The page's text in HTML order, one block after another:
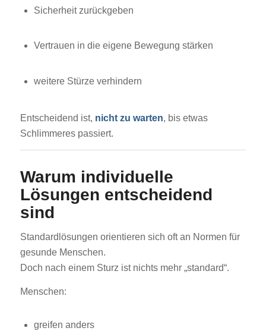
Sicherheit zurückgeben
Vertrauen in die eigene Bewegung stärken
weitere Stürze verhindern
Entscheidend ist, nicht zu warten, bis etwas
Schlimmeres passiert.
Warum individuelle
Lösungen entscheidend
sind
Standardlösungen orientieren sich oft an Normen für
gesunde Menschen.
Doch nach einem Sturz ist nichts mehr „standard“.
Menschen:
greifen anders